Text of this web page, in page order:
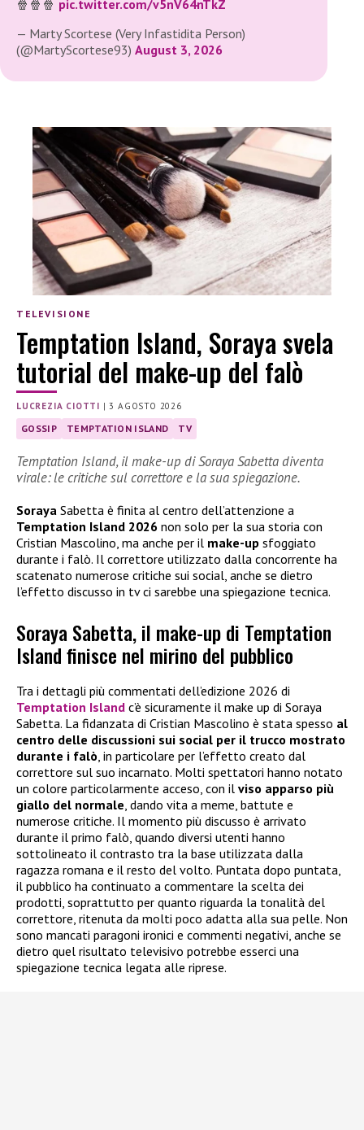
🍿🍿🍿 pic.twitter.com/v5nV64nTkZ
— Marty Scortese (Very Infastidita Person)
(@MartyScortese93) August 3, 2026
TELEVISIONE
Temptation Island, Soraya svela
tutorial del make-up del falò
LUCREZIA CIOTTI |3 AGOSTO 2026
GOSSIP TEMPTATION ISLAND TV
Temptation Island, il make-up di Soraya Sabetta diventa
virale: le critiche sul correttore e la sua spiegazione.
Soraya Sabetta è finita al centro dell’attenzione a
Temptation Island 2026 non solo per la sua storia con
Cristian Mascolino, ma anche per il make-up sfoggiato
durante i falò. Il correttore utilizzato dalla concorrente ha
scatenato numerose critiche sui social, anche se dietro
l’effetto discusso in tv ci sarebbe una spiegazione tecnica.
Soraya Sabetta, il make-up di Temptation
Island finisce nel mirino del pubblico
Tra i dettagli più commentati dell’edizione 2026 di
Temptation Island c’è sicuramente il make up di Soraya
Sabetta. La fidanzata di Cristian Mascolino è stata spesso al
centro delle discussioni sui social per il trucco mostrato
durante i falò, in particolare per l’effetto creato dal
correttore sul suo incarnato. Molti spettatori hanno notato
un colore particolarmente acceso, con il viso apparso più
giallo del normale, dando vita a meme, battute e
numerose critiche. Il momento più discusso è arrivato
durante il primo falò, quando diversi utenti hanno
sottolineato il contrasto tra la base utilizzata dalla
ragazza romana e il resto del volto. Puntata dopo puntata,
il pubblico ha continuato a commentare la scelta dei
prodotti, soprattutto per quanto riguarda la tonalità del
correttore, ritenuta da molti poco adatta alla sua pelle. Non
sono mancati paragoni ironici e commenti negativi, anche se
dietro quel risultato televisivo potrebbe esserci una
spiegazione tecnica legata alle riprese.